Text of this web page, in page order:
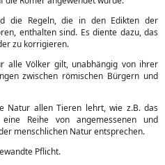
die Regeln, die in den Edikten der
enthalten sind. Es diente dazu, das
zu korrigieren.
alle Völker gilt, unabhängig von ihrer
zwischen römischen Bürgern und
Natur allen Tieren lehrt, wie z.B. das
Reihe von angemessenen und
menschlichen Natur entsprechen.
Pflicht.